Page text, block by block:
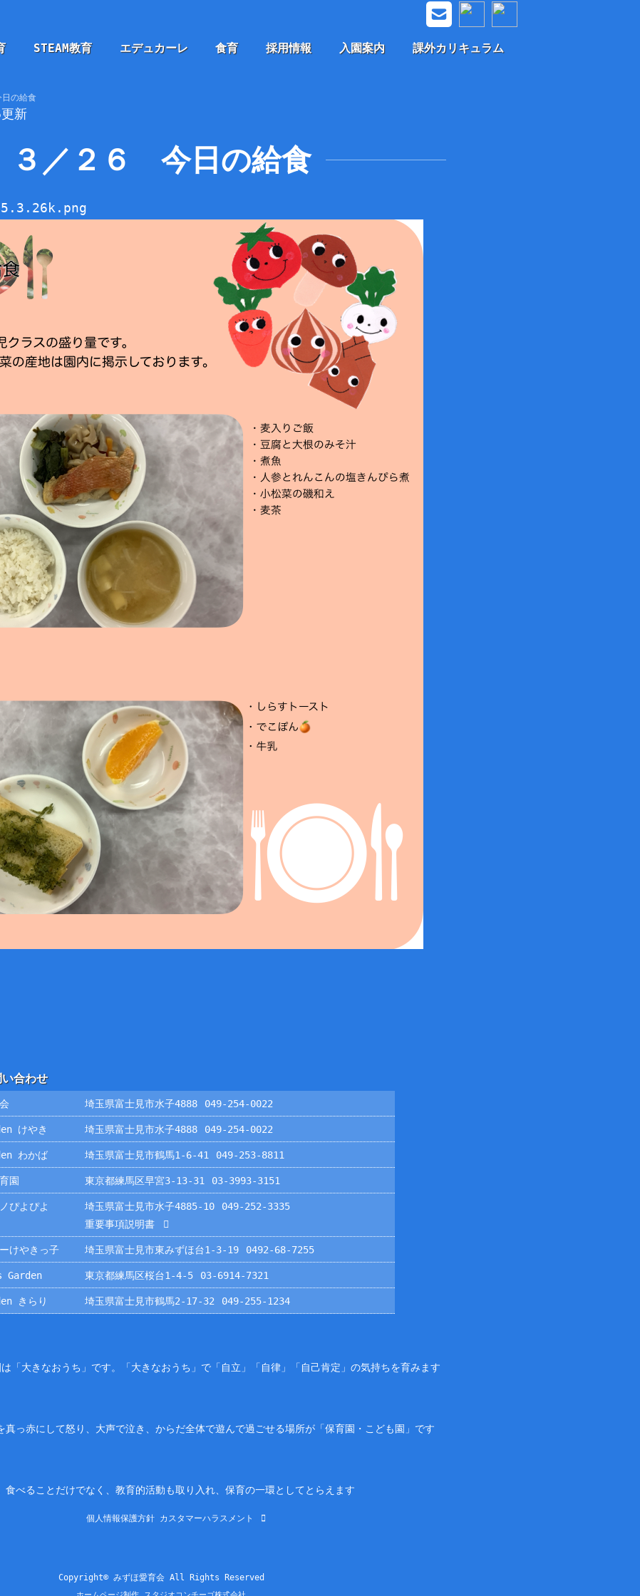
STEAM教育 エデュカーレ 食育 採用情報 入園案内 課外カリキュラム
の給食
新
３／２６ 今日の給食
い合わせ
埼玉県富士見市水子4888 049-254-0022
けやき 埼玉県富士見市水子4888 049-254-0022
わかば 埼玉県富士見市鶴馬1-6-41 049-253-8811
園 東京都練馬区早宮3-13-31 03-3993-3151
ぴよぴよ 埼玉県富士見市水子4885-10
049-252-3335
重要事項説明書
けやきっ子 埼玉県富士見市東みずほ台1-3-19 0492-68-7255
Garden 東京都練馬区桜台1-4-5 03-6914-7321
きらり 埼玉県富士見市鶴馬2-17-32 049-255-1234
「大きなおうち」です。「大きなおうち」で「自立」「自律」「自己肯定」の気持ちを育みます
真っ赤にして怒り、大声で泣き、からだ全体で遊んで過ごせる場所が「保育園・こども園」です
食べることだけでなく、教育的活動も取り入れ、保育の一環としてとらえます
個人情報保護方針 カスタマーハラスメント
Copyright© みずほ愛育会 All Rights Reserved